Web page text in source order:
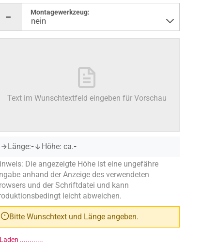
Montagewerkzeug:
Text im Wunschtextfeld eingeben für Vorschau
Länge:- Höhe: ca.-
Die angezeigte Höhe ist eine ungefähre
anhand der Anzeige des verwendeten
und der Schriftdatei und kann
leicht abweichen.
Bitte Wunschtext und Länge angeben.
Laden ..............